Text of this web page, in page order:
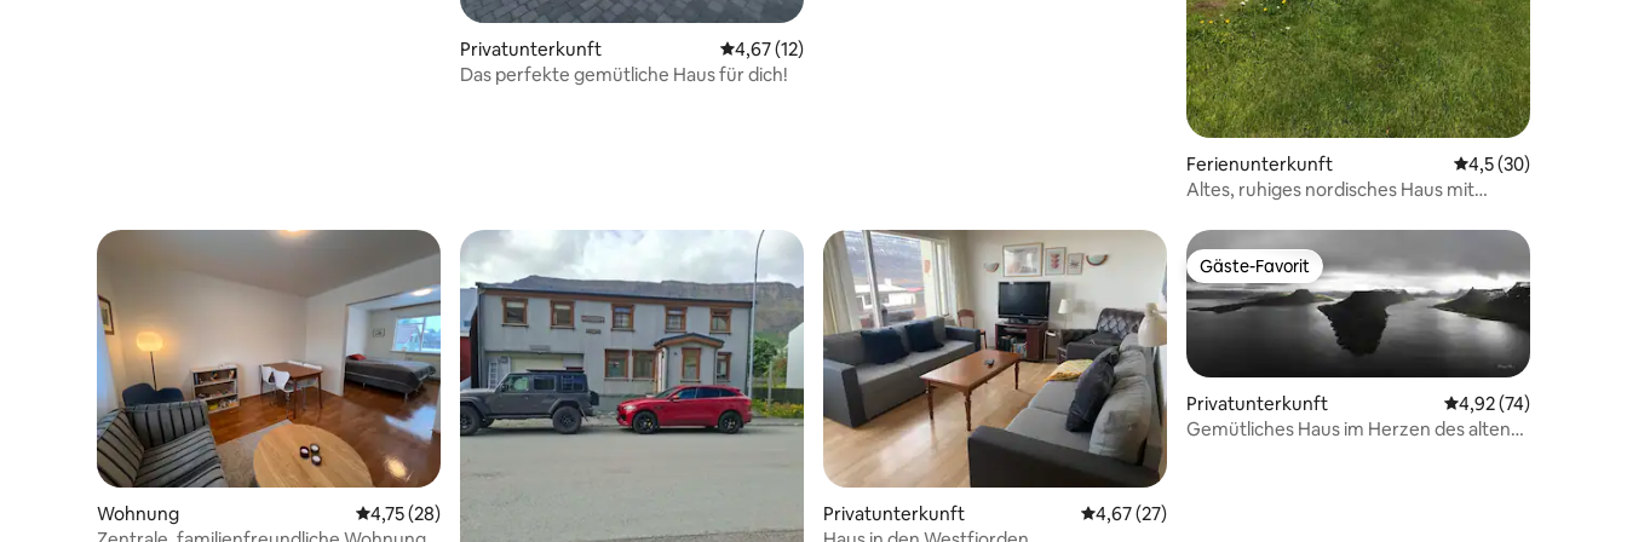
Privatunterkunft Durchschnittliche Bewertung: 4,67 von 5, 12 Bewertungen
4,67 (12)
Das perfekte gemütliche Haus für dich!
Ferienunterkunft Durchschnittliche
4,5 (30)
Altes, ruhiges nordisches Haus mit
Wohnung Durchschnittliche Bewertung: 4,75 von 5, 28 Bewertungen
4,75 (28)
Privatunterkunft Durchschnittliche Bewertung: 4,67 von 5, 27 Bewertungen
4,67 (27)
Gäste-Favorit
Gäste-Favorit
Privatunterkunft Durchschnittliche
4,92 (74)
Gemütliches Haus im Herzen des alten